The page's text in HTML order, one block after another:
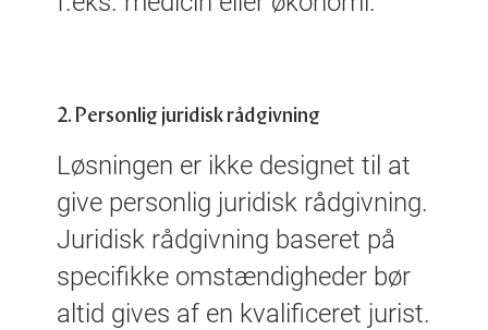
2. Personlig juridisk rådgivning
Løsningen er ikke designet til at
give personlig juridisk rådgivning.
Juridisk rådgivning baseret på
specifikke omstændigheder bør
altid gives af en kvalificeret jurist.